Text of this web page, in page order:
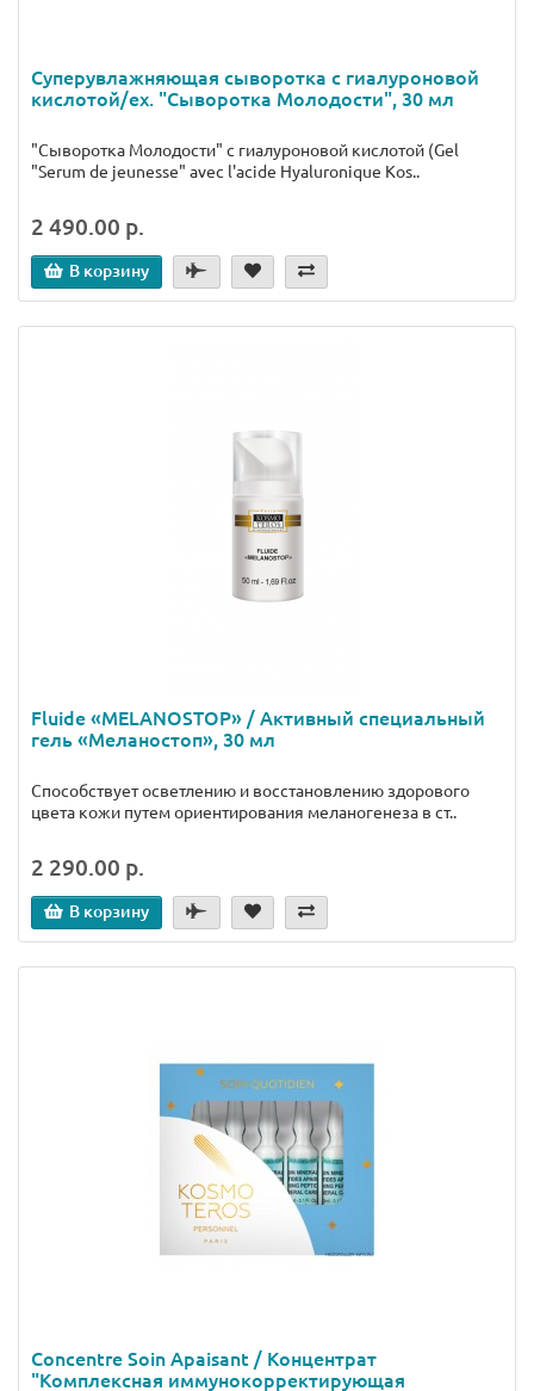
Суперувлажняющая сыворотка с гиалуроновой
кислотой/ex. "Сыворотка Молодости", 30 мл
"Сыворотка Молодости" с гиалуроновой кислотой (Gel
"Serum de jeunesse" avec l'acide Hyaluronique Kos..
2 490.00 р.
В корзину
Fluide «MELANOSTOP» / Активный специальный
гель «Меланостоп», 30 мл
Способствует осветлению и восстановлению здорового
цвета кожи путем ориентирования меланогенеза в ст..
2 290.00 р.
В корзину
Concentre Soin Apaisant / Концентрат
"Комплексная иммунокорректирующая